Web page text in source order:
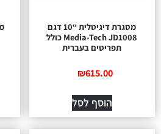
מסגרת דיגיטלית “10 דגם
Media-Tech JD1008 כולל
תפריטים בעברית
₪615.00
הוסף לסל